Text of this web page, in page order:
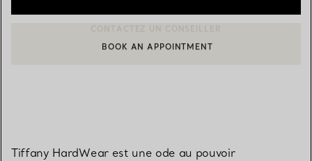
CONTACTER UN CONSEILLER CLIENT OU PRENDRE RENDEZ-
BOOK AN APPOINTMENT
Tiffany HardWear est une ode au pouvoir